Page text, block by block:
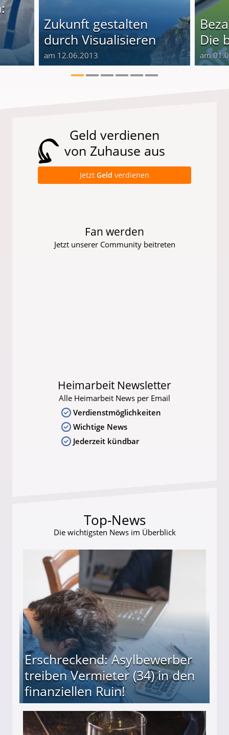
Zukunft gestalten
durch Visualisieren
am 12.06.2013
Die
am
Geld verdienen
von Zuhause aus
Jetzt Geld verdienen
Fan werden
Jetzt unserer Community beitreten
Heimarbeit Newsletter
Alle Heimarbeit News per Email
Verdienstmöglichkeiten
Wichtige News
Jederzeit kündbar
Top-News
Die wichtigsten News im Überblick
Erschreckend: Asylbewerber
treiben Vermieter (34) in den
finanziellen Ruin!
(34) in den finanziellen Ruin!